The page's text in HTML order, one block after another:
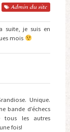
Admin du site
suite, je suis en
mois
Unique.
bande d’échecs
tous les autres
fois!